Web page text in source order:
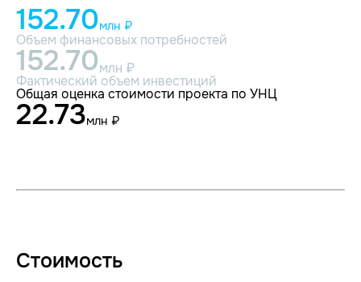
152.70млн ₽
Объем финансовых потребностей
152.70млн ₽
Фактический объем инвестиций
Общая оценка стоимости проекта по УНЦ
22.73млн ₽
Стоимость